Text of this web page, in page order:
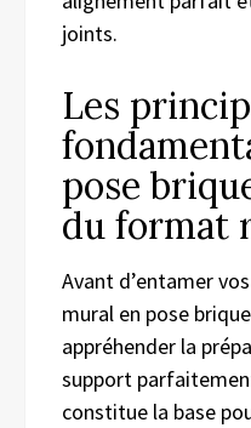
joints.
Les
pose
du format
Avant d’entamer vos
mural en pose
appréhender la
support
constitue la base